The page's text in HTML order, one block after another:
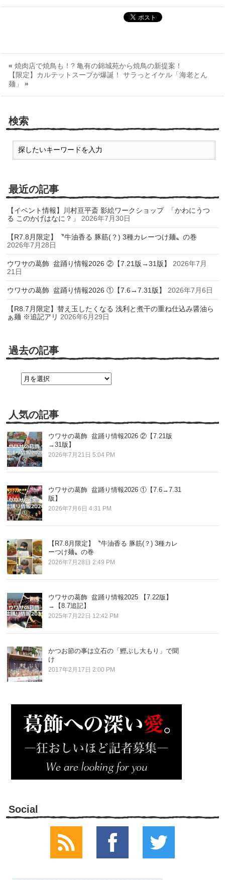
« 焼肉店で焼鳥も！? 亀有の錦城苑から焼鳥の新提案！
【限定】カルテットスープが爆誕！ サラっとイケル「海老とん
麺」 »
検索
最近の記事
【イベント情報】川村亘平斎 影絵ワークショップ 「かわにうつ
る このかげはなに？」
2026年7月30日
【R7.8月限定】〝牛油香る 豚筋(？) 3種カレーつけ麺〟の巻
2026年7月28日
ウワサの葛飾 盆踊り情報2026 ②【7.21版→31版】
2026年7月
21日
ウワサの葛飾 盆踊り情報2026 ①【7.6→7.31版】 2026年7月6日
【R8.7月限定】替え玉したくなる 浅利と煮干の重ね仕込み醤油ら
ぁ麺 ※追記アリ 2026年6月29日
過去の記事
人気の記事
ウワサの葛飾 盆踊り情報2026 ②【7.21版
→31版】
2026年7月21日 5:04 PM
ウワサの葛飾 盆踊り情報2026 ①【7.6→7.31
版】
2026年7月6日 4:31 PM
【R7.8月限定】〝牛油香る 豚筋(？) 3種カレ
ーつけ麺〟の巻
2026年7月28日 2:49 PM
ウワサの葛飾 盆踊り情報2025 【7.22版】
→【8.7追記】
2025年7月22日 12:42 PM
かつお節の事は立石の「鰹ぶし大もり」で聞
け
2017年2月17日 2:00 PM
Social